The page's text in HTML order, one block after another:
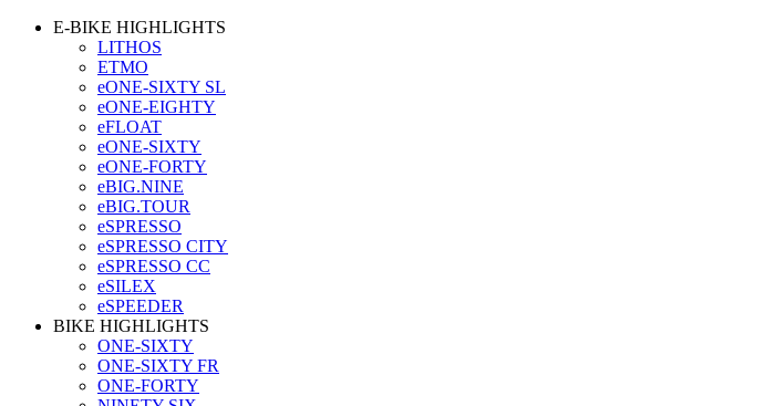
E-BIKE HIGHLIGHTS
LITHOS
ETMO
eONE-SIXTY SL
eONE-EIGHTY
eFLOAT
eONE-SIXTY
eONE-FORTY
eBIG.NINE
eBIG.TOUR
eSPRESSO
eSPRESSO CITY
eSPRESSO CC
eSILEX
eSPEEDER
BIKE HIGHLIGHTS
ONE-SIXTY
ONE-SIXTY FR
ONE-FORTY